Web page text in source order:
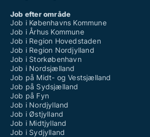
Job efter område
Job i Københavns Kommune
Job i Århus Kommune
Job i Region Hovedstaden
Job i Region Nordjylland
Job i Storkøbenhavn
Job i Nordsjælland
Job på Midt- og Vestsjælland
Job på Sydsjælland
Job på Fyn
Job i Nordjylland
Job i Østjylland
Job i Midtjylland
Job i Sydjylland